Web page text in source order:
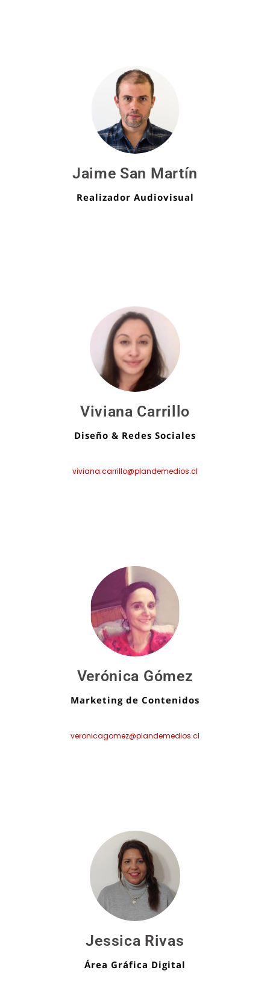
Jaime San Martín
Realizador Audiovisual
Viviana Carrillo
Diseño & Redes Sociales
viviana.carrillo@plandemedios.cl
Verónica Gómez
Marketing de Contenidos
veronicagomez@plandemedios.cl
Jessica Rivas
Área Gráfica Digital